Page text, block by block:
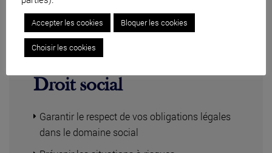
Droit social
Garantir le respect de vos obligations légales
dans le domaine social
Accepter les cookies Bloquer les cookies
Choisir les cookies